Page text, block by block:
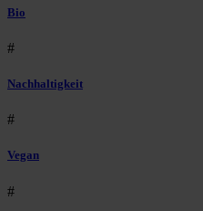
Bio
#
Nachhaltigkeit
#
Vegan
#